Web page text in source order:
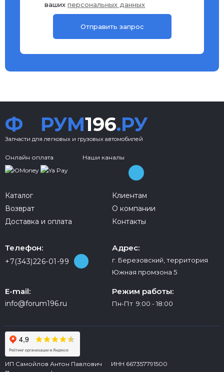
ваших персональных данных
Ф РУМ196.РУ
Запчасти для легковых и грузовых автомобилей
Онлайн оплата Наши каналы
Каталог
Возврат
Доставка и оплата
Клиентам
О компании
Контакты
Телефон:
+7(343)226-01-99
Адрес:
г. Березовский, территория
Южная промзона 5
E-mail:
info@forum196.ru
Режим работы:
Пн-Пт 9:00 - 18:00
ИП Самойлов Антон Павлович ИНН 667357791500